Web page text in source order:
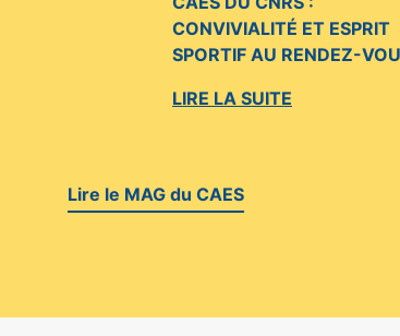
CONVIVIALITÉ ET ESPRIT
SPORTIF AU RENDEZ-
LIRE LA SUITE
Lire le MAG du CAES